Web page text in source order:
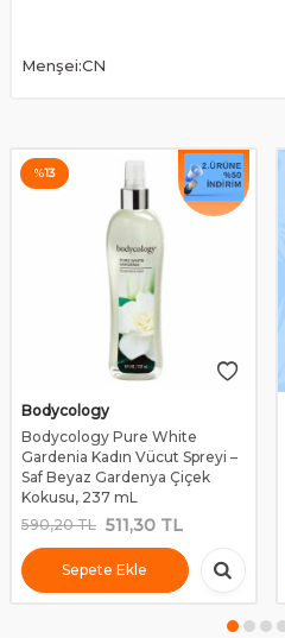
Menşei:CN
%13
Bodycology
Bodycology Pure White
Gardenia Kadın Vücut Spreyi –
Saf Beyaz Gardenya Çiçek
Kokusu, 237 mL
590,20TL 511,30 TL
Sepete Ekle